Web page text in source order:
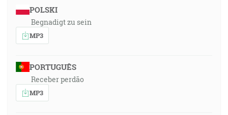
POLSKI
Begnadigt zu sein
MP3
PORTUGUÊS
Receber perdão
MP3